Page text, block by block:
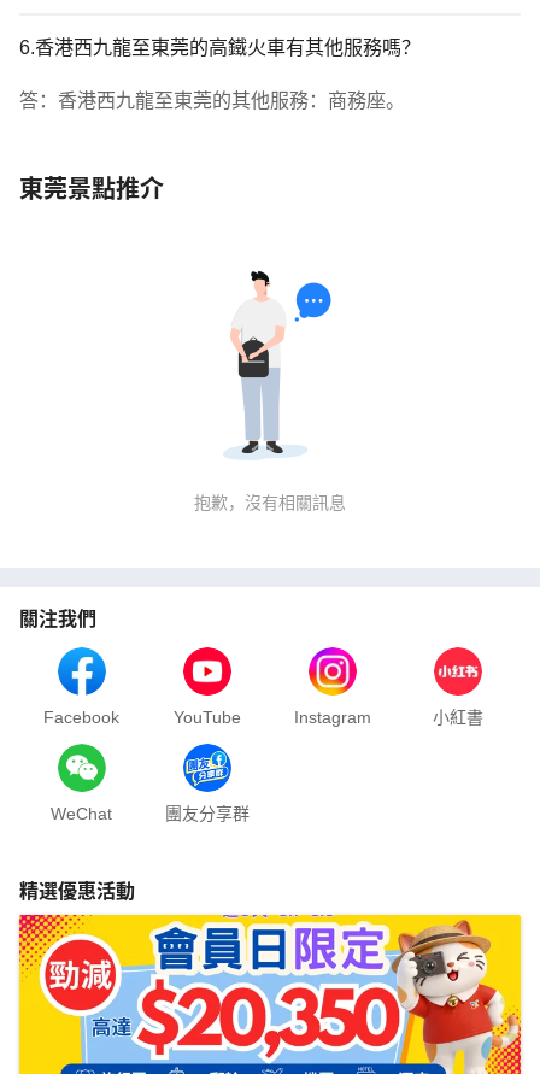
6.香港西九龍至東莞的高鐵火車有其他服務嗎？
答：香港西九龍至東莞的其他服務：商務座。
東莞景點推介
抱歉，沒有相關訊息
關注我們
Facebook YouTube Instagram 小紅書
WeChat 團友分享群
精選優惠活動